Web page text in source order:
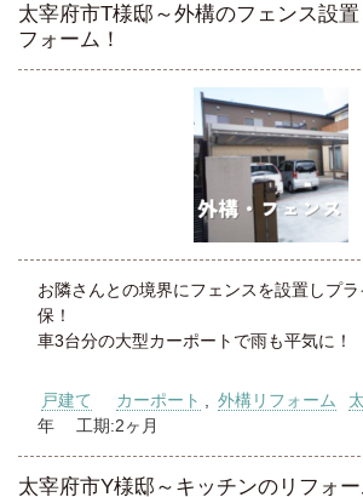
太宰府市T様邸～外構のフェンス設
フォーム！
お隣さんとの境界にフェンスを設置しプ
保！
車3台分の大型カーポートで雨も平気に！
戸建て カーポート 外構リフォーム
年 工期:2ヶ月
太宰府市Y様邸～キッチンのリフォ